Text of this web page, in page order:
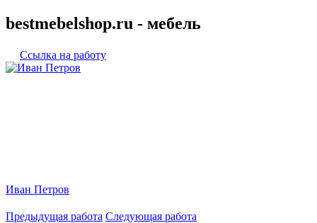
bestmebelshop.ru - мебель
Ссылка на работу
Иван Петров
Предыдущая работа Следующая работа